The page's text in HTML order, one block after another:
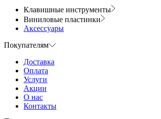
Клавишные инструменты
Виниловые пластинки
Аксессуары
Покупателям
Доставка
Оплата
Услуги
Акции
О нас
Контакты